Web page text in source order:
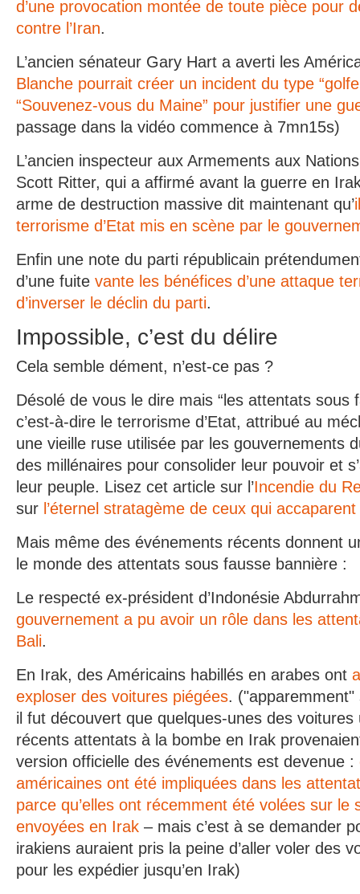
d’une provocation montée de toute pièce pour
contre l’Iran.
L’ancien sénateur Gary Hart a averti les
Blanche pourrait créer un incident du type
“Souvenez-vous du Maine” pour justifier une
passage dans la vidéo commence à 7mn15s)
L’ancien inspecteur aux Armements aux
Scott Ritter, qui a affirmé avant la guerre en Irak
arme de destruction massive dit maintenant qu’
terrorisme d’Etat mis en scène par le
Enfin une note du parti républicain
d’une fuite vante les bénéfices d’une attaque
d’inverser le déclin du parti.
Impossible, c’est du délire
Cela semble dément, n’est-ce pas ?
Désolé de vous le dire mais “les attentats sous
c’est-à-dire le terrorisme d’Etat, attribué au
une vieille ruse utilisée par les gouvernements
des millénaires pour consolider leur pouvoir et
leur peuple. Lisez cet article sur l’Incendie du
sur l’éternel stratagème de ceux qui
Mais même des événements récents donnent
le monde des attentats sous fausse bannière :
Le respecté ex-président d’Indonésie
gouvernement a pu avoir un rôle dans les
Bali.
En Irak, des Américains habillés en arabes ont
exploser des voitures piégées.
il fut découvert que quelques-unes des voitures
récents attentats à la bombe en Irak
version officielle des événements est devenue :
américaines ont été impliquées dans les
parce qu’elles ont récemment été volées sur le
envoyées en Irak – mais c’est à se demander
irakiens auraient pris la peine d’aller voler des
pour les expédier jusqu’en Irak)